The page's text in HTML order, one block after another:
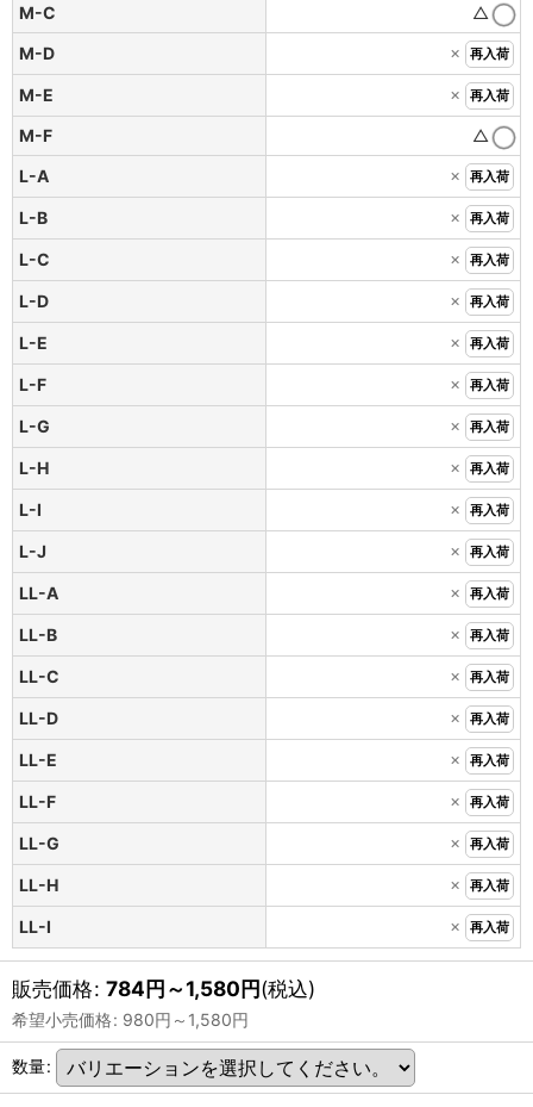
M-C
△
M-D
× 再入荷
M-E × 再入荷
M-F
△
L-A
× 再入荷
L-B × 再入荷
L-C × 再入荷
L-D × 再入荷
L-E × 再入荷
L-F × 再入荷
L-G × 再入荷
L-H × 再入荷
L-I × 再入荷
L-J × 再入荷
LL-A × 再入荷
LL-B × 再入荷
LL-C × 再入荷
LL-D × 再入荷
LL-E × 再入荷
LL-F × 再入荷
LL-G × 再入荷
LL-H × 再入荷
LL-I × 再入荷
販売価格: 784円～1,580円(税込)
希望小売価格: 980円 ～1,580円
数量: